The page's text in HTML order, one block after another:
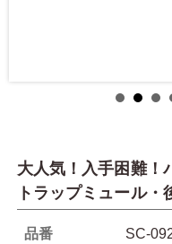
大人気！入手困難！
トラップミュール・
品番 SC-